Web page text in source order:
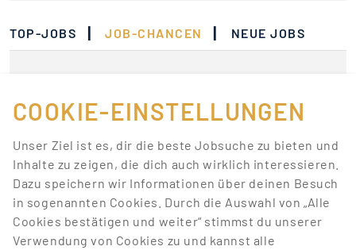
TOP-JOBS | JOB-CHANCEN | NEUE JOBS
Jobs, die deinen
Suchkriterien
entsprechen.
Lass dich über neue Job-Chancen zu deiner Suche
mit Job-Alerts automatisch informieren!
COOKIE-EINSTELLUNGEN
Unser Ziel ist es, dir die beste Jobsuche zu bieten und
Inhalte zu zeigen, die dich auch wirklich interessieren.
Dazu speichern wir Informationen über deinen Besuch
in sogenannten Cookies. Durch die Auswahl von „Alle
Cookies bestätigen und weiter“ stimmst du unserer
Verwendung von Cookies zu und kannst alle